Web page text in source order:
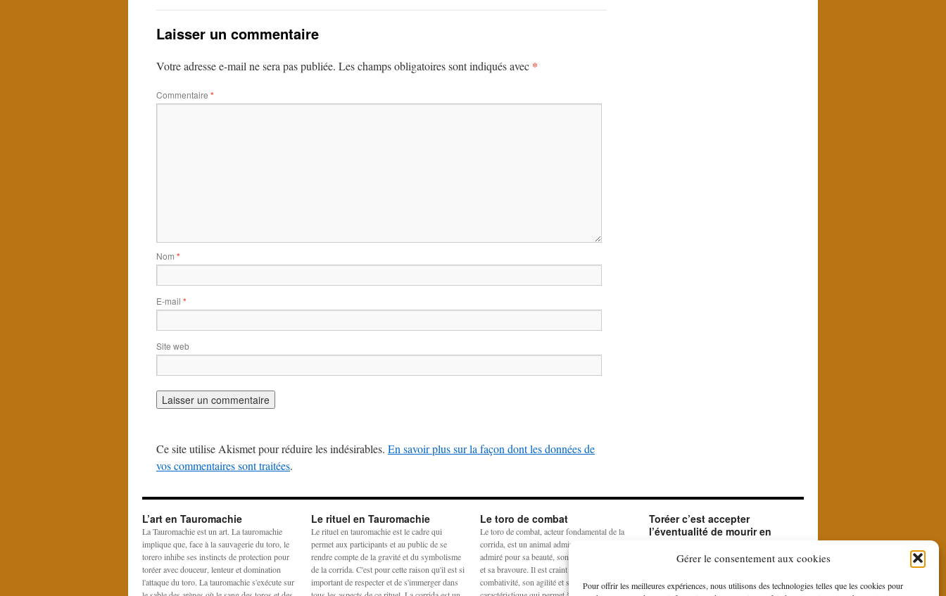
Gérer le consentement aux cookies
Pour offrir les meilleures expériences, nous utilisons des technologies telles que les cookies pour
Laisser un commentaire
Votre adresse e-mail ne sera pas publiée. Les champs obligatoires sont indiqués avec *
Commentaire *
Nom *
E-mail *
Site web
Ce site utilise Akismet pour réduire les indésirables. En savoir plus sur la façon dont les données de
vos commentaires sont traitées.
L’art en Tauromachie
La Tauromachie est un art. La tauromachie
implique que, face à la sauvagerie du toro, le
torero inhibe ses instincts de protection pour
toréer avec douceur, lenteur et domination
l'attaque du toro. La tauromachie s'exécute sur
Le rituel en Tauromachie
Le rituel en tauromachie est le cadre qui
permet aux participants et au public de se
rendre compte de la gravité et du symbolisme
de la corrida. C'est pour cette raison qu'il est si
important de respecter et de s'immerger dans
Le toro de combat
Le toro de combat, acteur fondamental de la
corrida, est un animal admiré et craint. Il est
admiré pour sa beauté, son harmonie physique
et sa bravoure. Il est craint pour sa
combativité, son agilité et sa force. La
Toréer c’est accepter
l’éventualité de mourir en
Le matador accepte en toréant l'éventualité de
beau et du sublime que le contraste entre la